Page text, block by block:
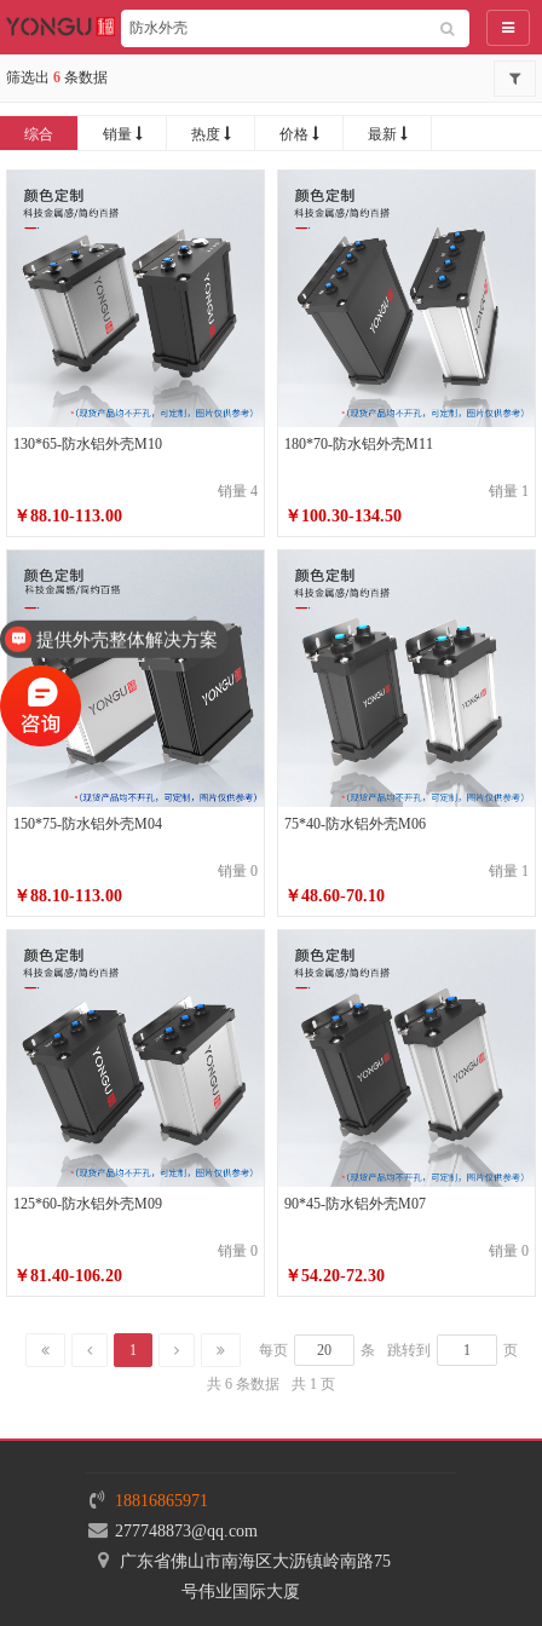
导航
筛选出 6 条数据
综合 销量 热度 价格 最新
130*65-防水铝外壳M10
销量 4
￥88.10-113.00
180*70-防水铝外壳M11
销量 1
￥100.30-134.50
150*75-防水铝外壳M04
销量 0
￥88.10-113.00
75*40-防水铝外壳M06
销量 1
￥48.60-70.10
125*60-防水铝外壳M09
销量 0
￥81.40-106.20
90*45-防水铝外壳M07
销量 0
￥54.20-72.30
1 每页 条 跳转到
页
共 6 条数据
共 1 页
18816865971
277748873@qq.com
广东省佛山市南海区大沥镇岭南路75
号伟业国际大厦
提供外壳整体解决方案